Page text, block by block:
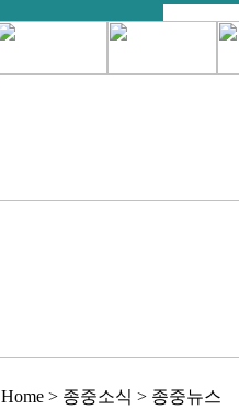
Home > 종중소식 > 종중뉴스